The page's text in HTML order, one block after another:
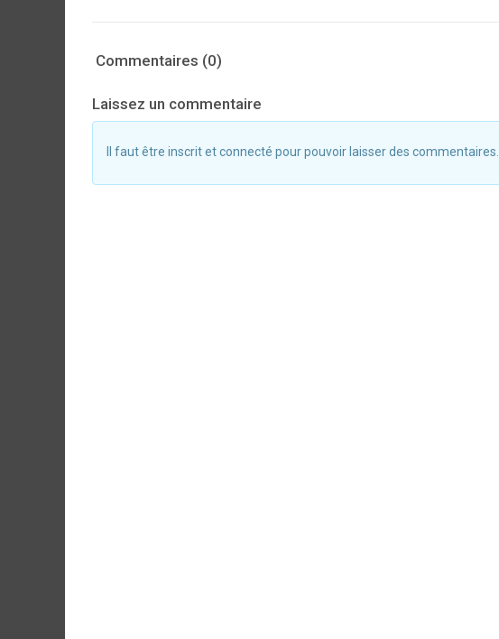
Commentaires (0)
Laissez un commentaire
Il faut être inscrit et connecté pour pouvoir laisser des commentaires.